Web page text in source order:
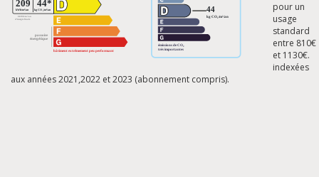
pour un
usage
standard
entre 810€
et 1130€.
indexées
aux années 2021,2022 et 2023 (abonnement compris).